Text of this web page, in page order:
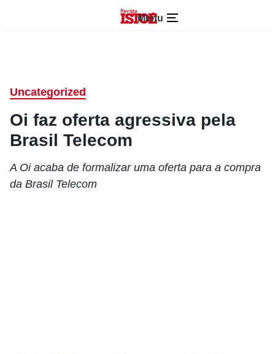
Menu
Uncategorized
Oi faz oferta agressiva pela
Brasil Telecom
A Oi acaba de formalizar uma oferta para a compra
da Brasil Telecom